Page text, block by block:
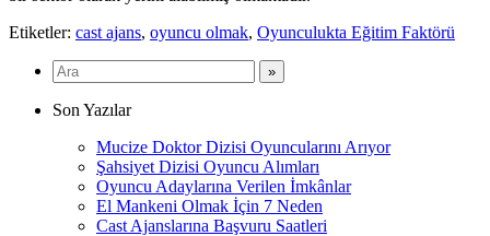
Etiketler: cast ajans, oyuncu olmak, Oyunculukta Eğitim Faktörü
Son Yazılar
Mucize Doktor Dizisi Oyuncularını Arıyor
Şahsiyet Dizisi Oyuncu Alımları
Oyuncu Adaylarına Verilen İmkânlar
El Mankeni Olmak İçin 7 Neden
Cast Ajanslarına Başvuru Saatleri